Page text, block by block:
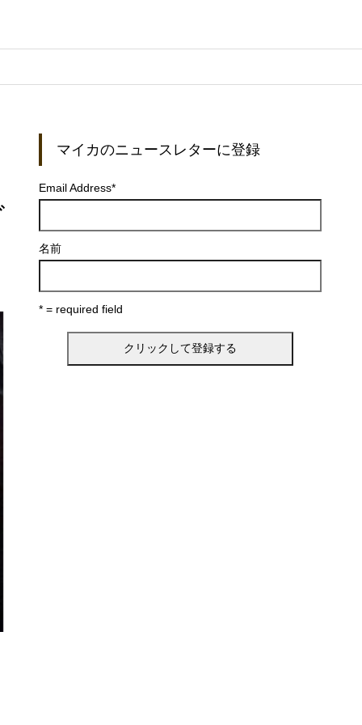
マイカのニュースレターに登録
Email Address*
名前
* = required field